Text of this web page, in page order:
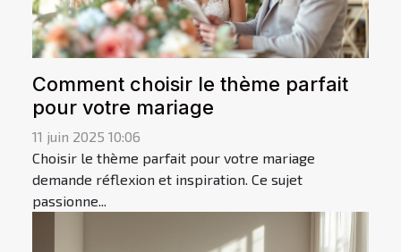
Comment choisir le thème parfait
pour votre mariage
11 juin 2025 10:06
Choisir le thème parfait pour votre mariage
demande réflexion et inspiration. Ce sujet
passionne...